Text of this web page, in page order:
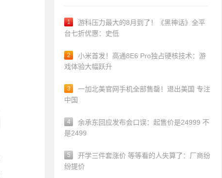
1
游科压力最大的8月到了！《黑神话》全平
台七折优惠：史低
2
小米首发！高通8E6 Pro独占硬核技术：游
戏体验大幅跃升
3
一加北美官网手机全部售罄！退出美国 专注
中国
4
余承东回应发布会口误：起售价是24999 不
是2499
5
开学三件套涨价 等等看的人失算了：厂商纷
纷提价